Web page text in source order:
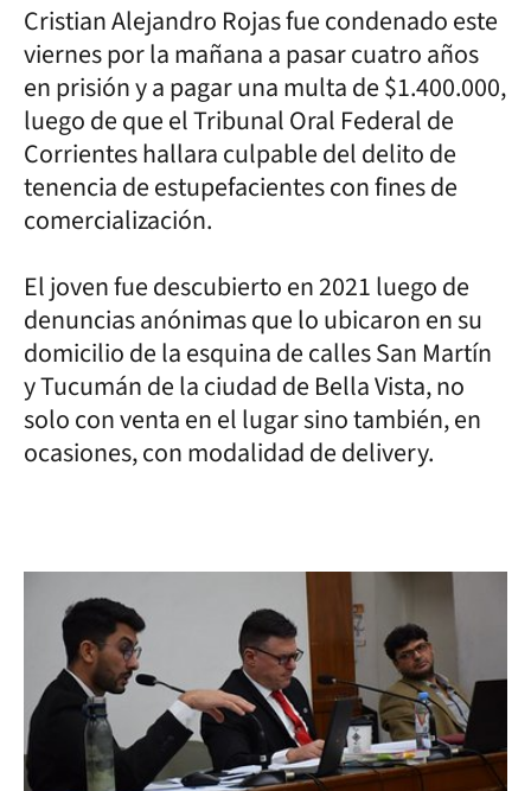
Cristian Alejandro Rojas fue condenado este
viernes por la mañana a pasar cuatro años
en prisión y a pagar una multa de $1.400.000,
luego de que el Tribunal Oral Federal de
Corrientes hallara culpable del delito de
tenencia de estupefacientes con fines de
comercialización.
El joven fue descubierto en 2021 luego de
denuncias anónimas que lo ubicaron en su
domicilio de la esquina de calles San Martín
y Tucumán de la ciudad de Bella Vista, no
solo con venta en el lugar sino también, en
ocasiones, con modalidad de delivery.